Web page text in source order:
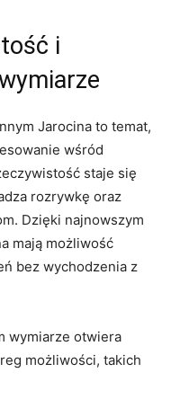
⁣i
Jarocina​ to temat,
wśród
staje​ się
rozrywkę oraz
Dzięki najnowszym
mają ‌możliwość
bez wychodzenia z
wymiarze otwiera
możliwości, takich